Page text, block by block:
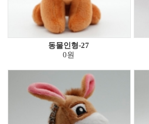
동물인형-27
0원